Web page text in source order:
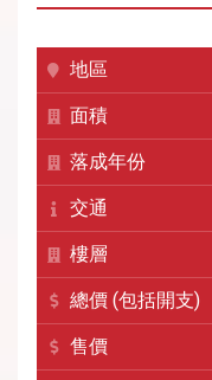
地區
面積
落成年份
交通
樓層
總價 (包括開支)
售價